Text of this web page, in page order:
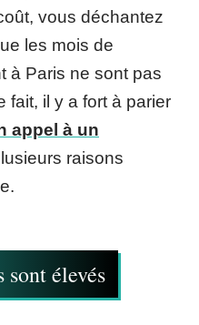
vous déchantez
les mois de
à Paris ne sont pas
fait, il y a fort à parier
appel à un
raisons
élevés